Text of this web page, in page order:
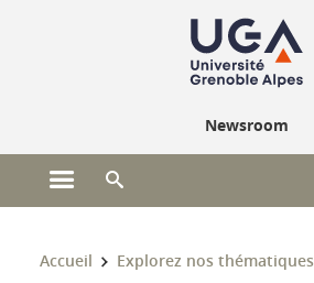
Newsroom
Ouvrir le menu principal
Vous êtes ici :
Accueil
Explorez nos thématiques